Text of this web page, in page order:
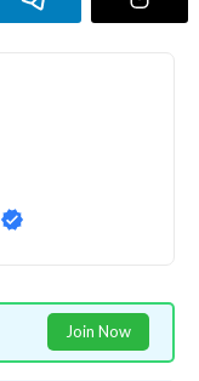
Join Now